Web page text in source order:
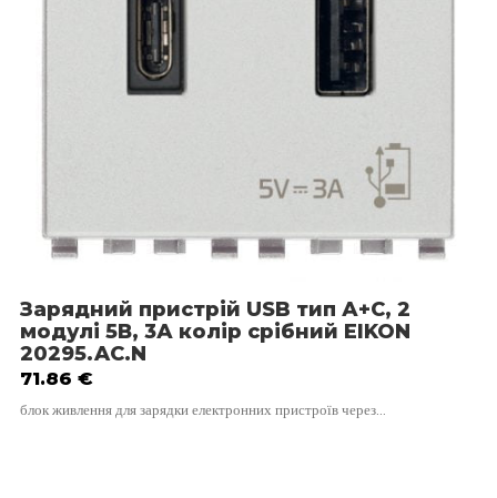
Зарядний пристрій USB тип А+C, 2
модулі 5В, 3А колір срібний EIKON
20295.AC.N
71.86 €
блок живлення для зарядки електронних пристроїв через…